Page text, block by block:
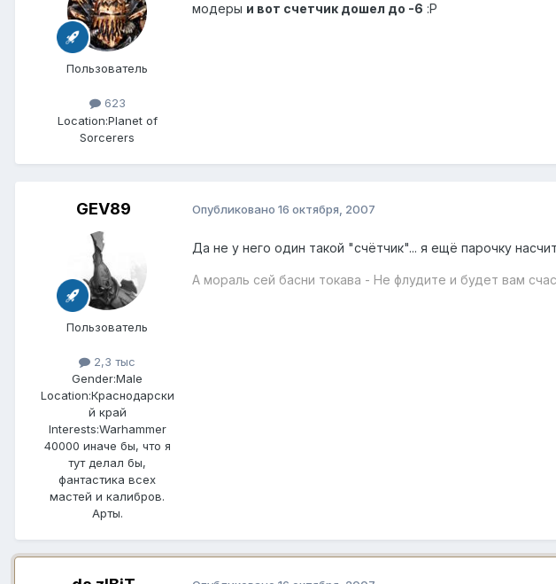
Пользователь
623
Location:Planet of
Sorcerers
модеры и вот счетчик дошел до -6 :P
GEV89
Пользователь
2,3 тыс
Gender:Male
Location:Краснодарски
й край
Interests:Warhammer
40000 иначе бы, что я
тут делал бы,
фантастика всех
мастей и калибров.
Арты.
Опубликовано 16 октября, 2007
Да не у него один такой "счётчик"... я ещё парочку
А мораль сей басни токава - Не флудите и будет вам